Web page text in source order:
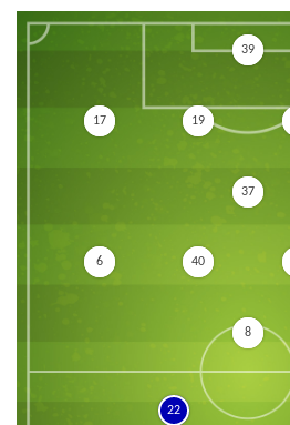
39
17 19
37
6 40
8
22